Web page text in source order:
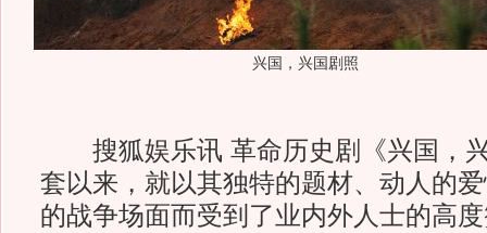
兴国，兴国剧照
搜狐娱乐讯 革命历史剧《兴国，
套以来，就以其独特的题材、动人的
的战争场面而受到了业内外人士的高